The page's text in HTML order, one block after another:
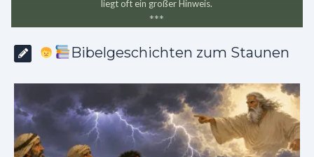
liegt oft ein großer Hinweis.
***
Bibelgeschichten zum Staunen